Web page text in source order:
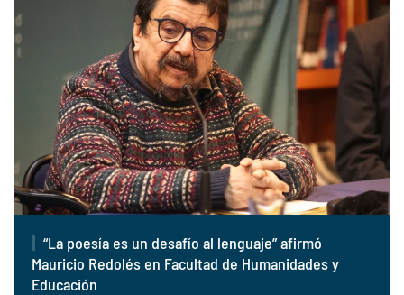
“La poesía es un desafío al lenguaje” afirmó
Mauricio Redolés en Facultad de Humanidades y
Educación